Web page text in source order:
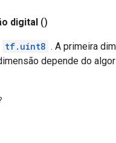
digital ()
tf.uint8 . A primeira
depende do